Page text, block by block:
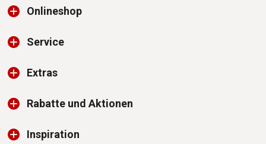
Onlineshop
Service
Extras
Rabatte und Aktionen
Inspiration